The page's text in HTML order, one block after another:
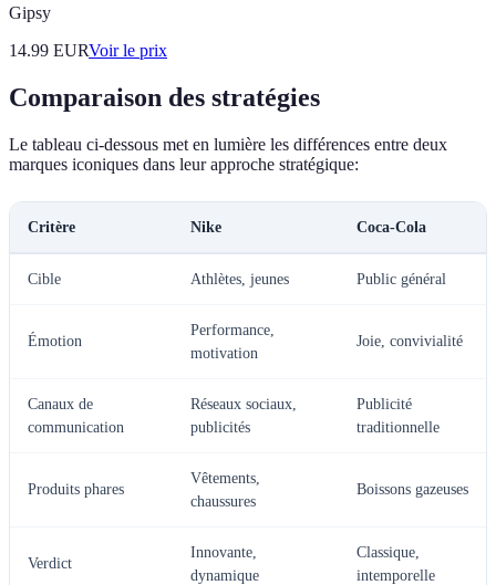
Gipsy
14.99 EURVoir le prix
Comparaison des stratégies
Le tableau ci-dessous met en lumière les différences entre deux
marques iconiques dans leur approche stratégique:
Critère Nike Coca-Cola
Cible Athlètes, jeunes Public général
Émotion
Performance,
motivation
Joie, convivialité
Canaux de
communication
Réseaux sociaux,
publicités
Publicité
traditionnelle
Produits phares
Vêtements,
chaussures
Boissons gazeuses
Verdict
Innovante,
dynamique
Classique,
intemporelle